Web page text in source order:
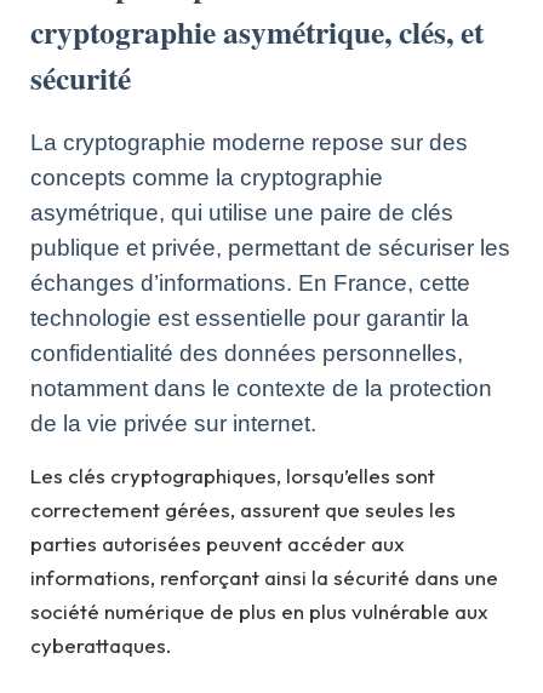
cryptographie asymétrique, clés, et
sécurité
La cryptographie moderne repose sur des
concepts comme la cryptographie
asymétrique, qui utilise une paire de clés
publique et privée, permettant de sécuriser les
échanges d’informations. En France, cette
technologie est essentielle pour garantir la
confidentialité des données personnelles,
notamment dans le contexte de la protection
de la vie privée sur internet.
Les clés cryptographiques, lorsqu’elles sont
correctement gérées, assurent que seules les
parties autorisées peuvent accéder aux
informations, renforçant ainsi la sécurité dans une
société numérique de plus en plus vulnérable aux
cyberattaques.